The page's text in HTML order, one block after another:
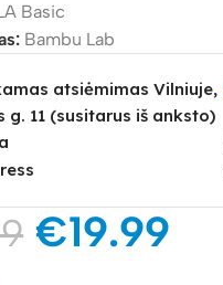
Basic
Bambu Lab
atsiėmimas Vilniuje,
g. 11 (susitarus iš anksto)
€19.99